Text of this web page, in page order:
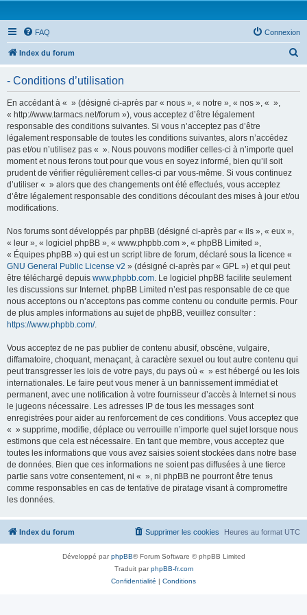
FAQ Connexion
Index du forum
- Conditions d’utilisation
En accédant à « » (désigné ci-après par « nous », « notre », « nos », « »,
« http://www.tarmacs.net/forum »), vous acceptez d’être légalement
responsable des conditions suivantes. Si vous n’acceptez pas d’être
légalement responsable de toutes les conditions suivantes, alors n’accédez
pas et/ou n’utilisez pas « ». Nous pouvons modifier celles-ci à n’importe quel
moment et nous ferons tout pour que vous en soyez informé, bien qu’il soit
prudent de vérifier régulièrement celles-ci par vous-même. Si vous continuez
d’utiliser « » alors que des changements ont été effectués, vous acceptez
d’être légalement responsable des conditions découlant des mises à jour et/ou
modifications.
Nos forums sont développés par phpBB (désigné ci-après par « ils », « eux »,
« leur », « logiciel phpBB », « www.phpbb.com », « phpBB Limited »,
« Équipes phpBB ») qui est un script libre de forum, déclaré sous la licence «
GNU General Public License v2 » (désigné ci-après par « GPL ») et qui peut
être téléchargé depuis www.phpbb.com. Le logiciel phpBB facilite seulement
les discussions sur Internet. phpBB Limited n’est pas responsable de ce que
nous acceptons ou n’acceptons pas comme contenu ou conduite permis. Pour
de plus amples informations au sujet de phpBB, veuillez consulter :
https://www.phpbb.com/.
Vous acceptez de ne pas publier de contenu abusif, obscène, vulgaire,
diffamatoire, choquant, menaçant, à caractère sexuel ou tout autre contenu qui
peut transgresser les lois de votre pays, du pays où « » est hébergé ou les lois
internationales. Le faire peut vous mener à un bannissement immédiat et
permanent, avec une notification à votre fournisseur d’accès à Internet si nous
le jugeons nécessaire. Les adresses IP de tous les messages sont
enregistrées pour aider au renforcement de ces conditions. Vous acceptez que
« » supprime, modifie, déplace ou verrouille n’importe quel sujet lorsque nous
estimons que cela est nécessaire. En tant que membre, vous acceptez que
toutes les informations que vous avez saisies soient stockées dans notre base
de données. Bien que ces informations ne soient pas diffusées à une tierce
partie sans votre consentement, ni « », ni phpBB ne pourront être tenus
comme responsables en cas de tentative de piratage visant à compromettre
les données.
Index du forum Heures au format UTC
Supprimer les cookies
Développé parphpBB® Forum Software © phpBB Limited
Traduit parphpBB-fr.com
Confidentialité | Conditions